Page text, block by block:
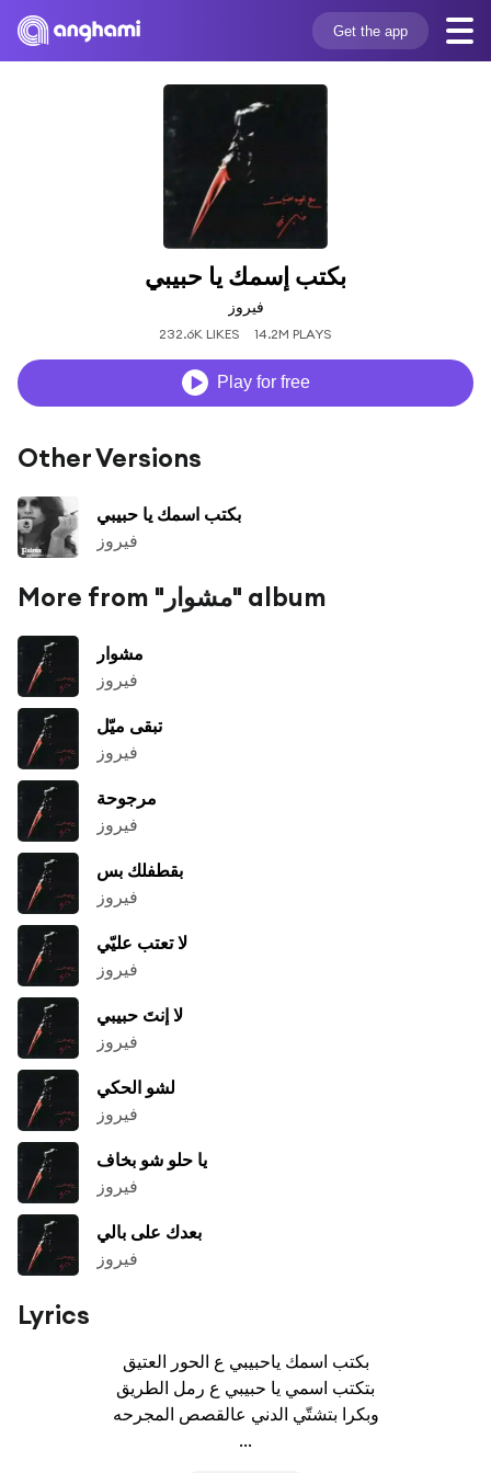
Get the app
بكتب إسمك يا حبيبي
فيروز
232.6K LIKES 14.2M PLAYS
Play for free
Other Versions
بكتب اسمك يا حبيبي
فيروز
More from "مشوار" album
مشوار
فيروز
تبقى ميّل
فيروز
مرجوحة
فيروز
بقطفلك بس
فيروز
لا تعتب عليّي
فيروز
لا إنتَ حبيبي
فيروز
لشو الحكي
فيروز
يا حلو شو بخاف
فيروز
بعدك على بالي
فيروز
Lyrics
بكتب اسمك ياحبيبي ع الحور العتيق
بتكتب اسمي يا حبيبي ع رمل الطريق
وبكرا بتشتّي الدني عالقصص المجرحه
...